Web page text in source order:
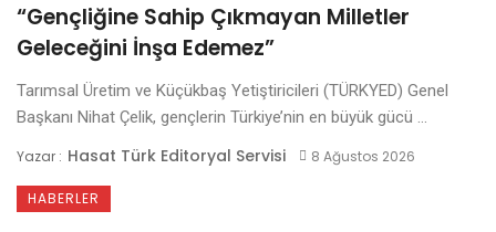
“Gençliğine Sahip Çıkmayan Milletler
Geleceğini İnşa Edemez”
Tarımsal Üretim ve Küçükbaş Yetiştiricileri (TÜRKYED) Genel
Başkanı Nihat Çelik, gençlerin Türkiye’nin en büyük gücü ...
Yazar : Hasat Türk Editoryal Servisi 8 Ağustos 2026
HABERLER